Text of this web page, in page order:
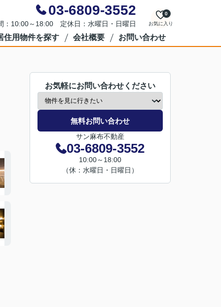
03-6809-3552
：10:00～18:00 定休日：水曜日・日曜日 お気に入り
0
住用物件を探す 会社概要 お問い合わせ
お気軽にお問い合わせください
無料お問い合わせ
サン麻布不動産
03-6809-3552
10:00～18:00
（休：水曜日・日曜日）